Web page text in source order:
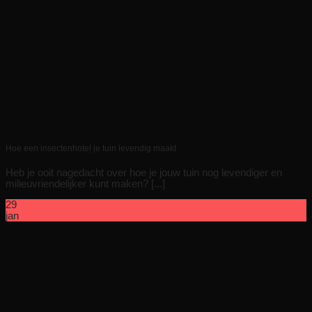
Hoe een insectenhotel je tuin levendig maakt
Heb je ooit nagedacht over hoe je jouw tuin nog levendiger en
milieuvriendelijker kunt maken? [...]
29
jan